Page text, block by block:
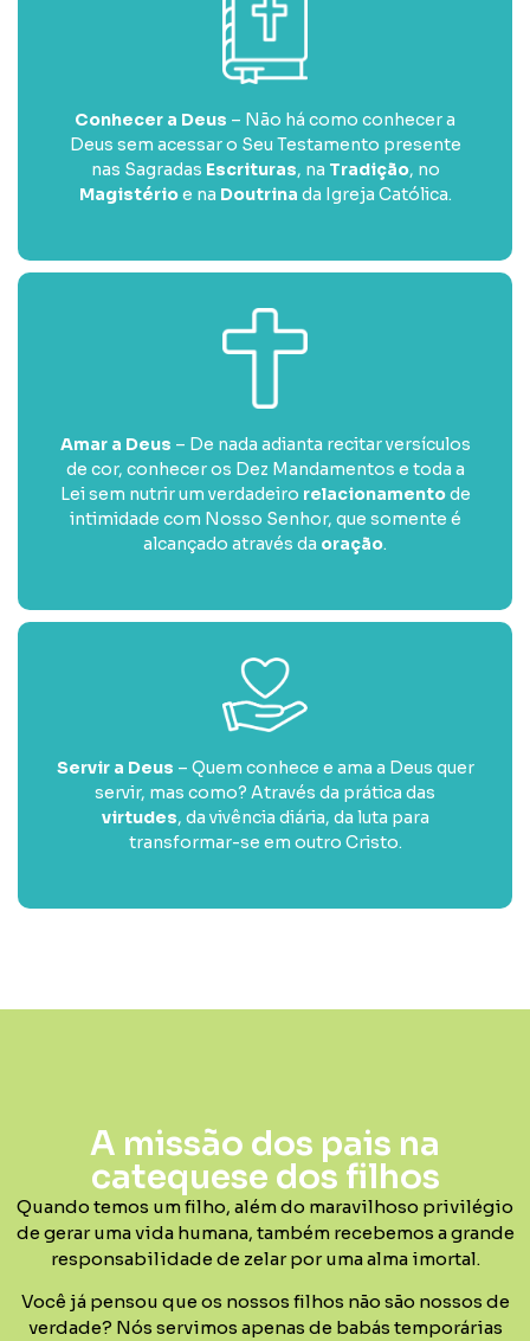
Conhecer a Deus – Não há como conhecer a
Deus sem acessar o Seu Testamento presente
nas Sagradas Escrituras, na Tradição, no
Magistérioe na Doutrina da Igreja Católica.
Amar a Deus – De nada adianta recitar versículos
de cor, conhecer os Dez Mandamentos e toda a
Lei sem nutrir um verdadeiro relacionamentode
intimidade com Nosso Senhor, que somente é
alcançado através da oração.
Servir a Deus – Quem conhece e ama a Deus quer
servir, mas como? Através da prática das
virtudes, da vivência diária, da luta para
transformar-se em outro Cristo.
A missão dos pais na
catequese dos filhos
Quando temos um filho, além do maravilhoso privilégio
de gerar uma vida humana, também recebemos a grande
responsabilidade de zelar por uma alma imortal.
Você já pensou que os nossos filhos não são nossos de
verdade? Nós servimos apenas de babás temporárias